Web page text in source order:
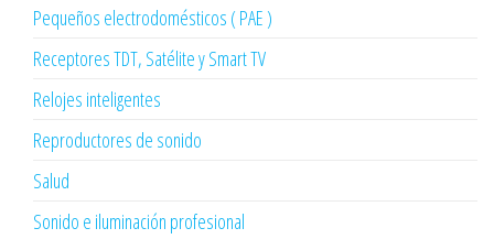
Pequeños electrodomésticos ( PAE )
Receptores TDT, Satélite y Smart TV
Relojes inteligentes
Reproductores de sonido
Salud
Sonido e iluminación profesional